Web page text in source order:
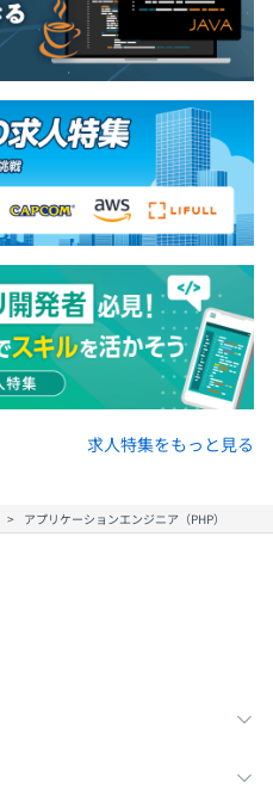
求人特集をもっと見る
アプリケーションエンジニア（PHP）